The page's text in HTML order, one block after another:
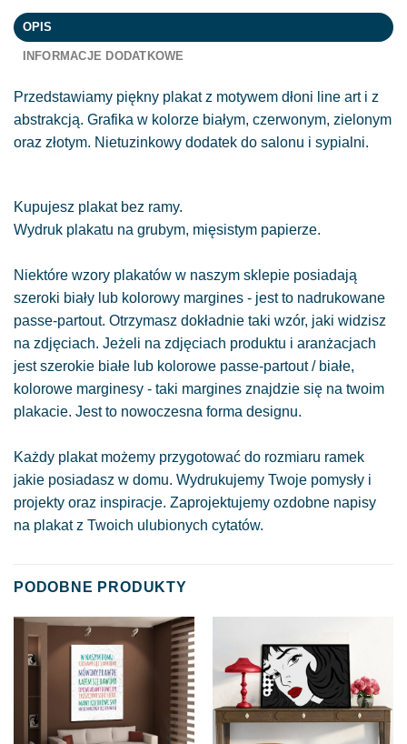
OPIS
INFORMACJE DODATKOWE
Przedstawiamy piękny plakat z motywem dłoni line art i z
abstrakcją. Grafika w kolorze białym, czerwonym, zielonym
oraz złotym. Nietuzinkowy dodatek do salonu i sypialni.
Kupujesz plakat bez ramy.
Wydruk plakatu na grubym, mięsistym papierze.
Niektóre wzory plakatów w naszym sklepie posiadają
szeroki biały lub kolorowy margines - jest to nadrukowane
passe-partout. Otrzymasz dokładnie taki wzór, jaki widzisz
na zdjęciach. Jeżeli na zdjęciach produktu i aranżacjach
jest szerokie białe lub kolorowe passe-partout / białe,
kolorowe marginesy - taki margines znajdzie się na twoim
plakacie. Jest to nowoczesna forma designu.
Każdy plakat możemy przygotować do rozmiaru ramek
jakie posiadasz w domu. Wydrukujemy Twoje pomysły i
projekty oraz inspiracje. Zaprojektujemy ozdobne napisy
na plakat z Twoich ulubionych cytatów.
PODOBNE PRODUKTY